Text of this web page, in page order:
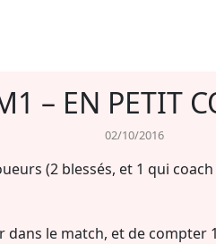
– EN PETIT
02/10/2016
(2 blessés, et 1 qui coach
le match, et de compter